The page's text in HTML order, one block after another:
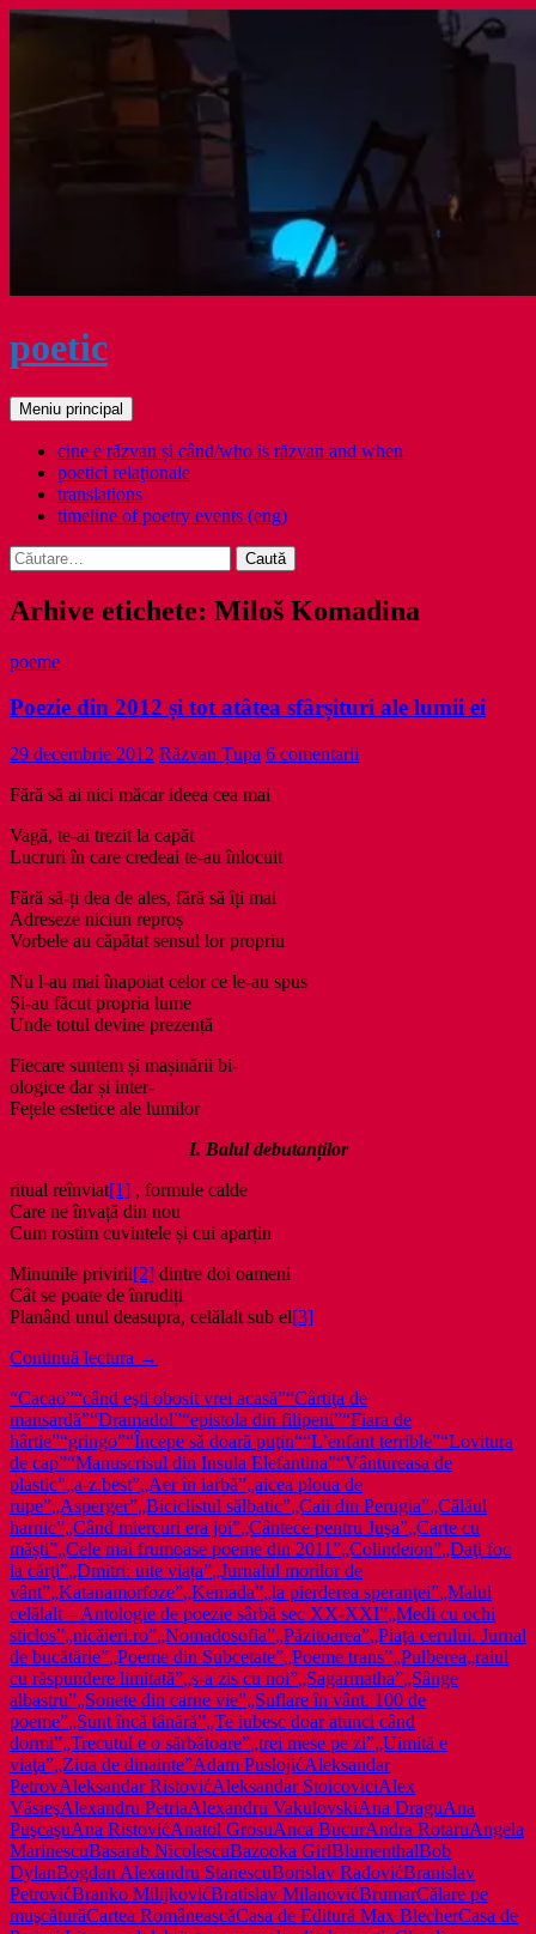
Sari
poetic
Caută
Meniu principal
cine e răzvan și când/who is răzvan and when
poetici relaţionale
translations
timeline of poetry events (eng)
Caută
după:
Arhive etichete: Miloš Komadina
poeme
Poezie din 2012 și tot atâtea sfârșituri ale lumii ei
29 decembrie 2012 Răzvan Țupa 6 comentarii
Fără să ai nici măcar ideea cea mai
Vagă, te-ai trezit la capăt
Lucruri în care credeai te-au înlocuit
Fără să-ți dea de ales, fără să îți mai
Adreseze niciun reproș
Vorbele au căpătat sensul lor propriu
Nu l-au mai înapoiat celor ce le-au spus
Și-au făcut propria lume
Unde totul devine prezență
Fiecare suntem și mașinării bi-
ologice dar și inter-
Fețele estetice ale lumilor
I. Balul debutanților
ritual reînviat[1] , formule calde
Care ne învață din nou
Cum rostim cuvintele și cui aparțin
Minunile privirii[2] dintre doi oameni
Cât se poate de înrudiți
Planând unul deasupra, celălalt sub el[3]
Continuă lectura Poezie
2012
și
tot
atâtea
sfârșituri
ale
lumii
ei
→
“Cacao”“când eşti obosit vrei acasă”“Cârtiţa de
mansardă”“Dramadol”“epistola din filipeni”“Fiara de
hârtie”“gringo”“Începe să doară puţin““L’enfant terrible”“Lovitura
de cap”“Manuscrisul din Insula Elefantina”“Vântureasa de
plastic”„a-z.best”„Aer în iarbă”„aicea ploua de
rupe”„Asperger”„Biciclistul sălbatic”„Caii din Perugia”„Călăul
harnic”„Când miercuri era joi”„Cântece pentru Juşa”„Carte cu
măști”„Cele mai frumoase poeme din 2011”„Colindeion”„Daţi foc
la cărţi”„Dmitri: uite viața”„Jurnalul morilor de
vânt”„Katanamorfoze”„Kemada”„la pierderea speranţei”„Malul
celălalt – Antologie de poezie sârbă sec XX-XXI”„Medi cu ochi
sticlos”„nicăieri.ro”„Nomadosofia”„Păzitoarea”„Piaţa cerului. Jurnal
de bucătărie”„Poeme din Subcetate”„Poeme trans”„Pulberea„raiul
cu răspundere limitată”„s-a zis cu noi”„Sagarmatha”„Sânge
albastru”„Sonete din carne vie”„Suflare în vânt. 100 de
poeme”„Sunt încă tânără”„Te iubesc doar atunci când
dormi”„Trecutul e o sărbătoare”„trei mese pe zi”„Uimită e
viaţa”„Ziua de dinainte”Adam PuslojićAleksandar
PetrovAleksandar RistovićAleksandar StoicoviciAlex
VăsieşAlexandru PetriaAlexandru VakulovskiAna DraguAna
PuşcaşuAna RistovićAnatol GrosuAnca BucurAndra RotaruAngela
MarinescuBasarab NicolescuBazooka GirlBlumenthalBob
DylanBogdan Alexandru StanescuBorislav RadovićBranislav
PetrovićBranko MilijkovićBratislav MilanovićBrumarCălare pe
muşcăturăCartea RomâneascăCasa de Editură Max BlecherCasa de